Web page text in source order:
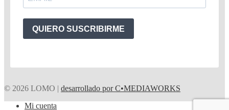
QUIERO SUSCRIBIRME
© 2026 LOMO | desarrollado por C•MEDIAWORKS
Mi cuenta